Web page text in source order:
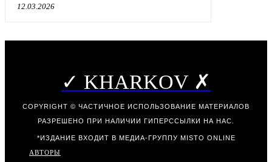
12.03.2026
✓ KHARKOV ✗
COPYRIGHT © ЧАСТИЧНОЕ ИСПОЛЬЗОВАНИЕ МАТЕРИАЛОВ
РАЗРЕШЕНО ПРИ НАЛИЧИИ ГИПЕРССЫЛКИ НА НАС.
*ИЗДАНИЕ ВХОДИТ В МЕДИА-ГРУППУ MISTO ONLINE
АВТОРЫ